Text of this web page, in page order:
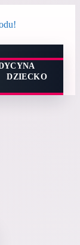
DZIECKO